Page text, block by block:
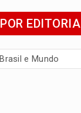
POR EDITORIA